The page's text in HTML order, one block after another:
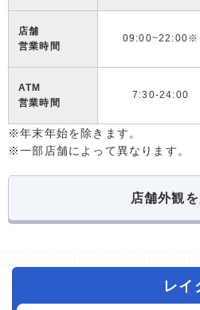
店舗
営業時間
09:00~22:00※
ATM
営業時間
7:30-24:00
※年末年始を除きます。
※一部店舗によって異なります。
店舗外観
レイ